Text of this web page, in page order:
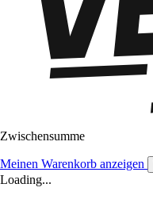
Zwischensumme
Meinen Warenkorb anzeigen
Loading...